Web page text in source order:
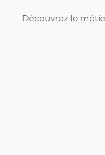
Découvrez le